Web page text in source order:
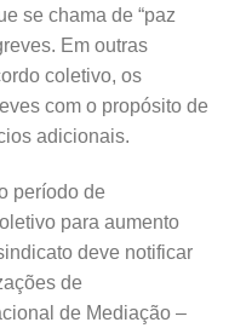
se chama de “paz
Em outras
coletivo, os
com o propósito de
adicionais.
período de
para aumento
deve notificar
de
de Mediação –